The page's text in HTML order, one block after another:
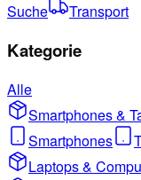
Suche
Transport
Kategorie
Alle
Smartphones &
Smartphones
Laptops &